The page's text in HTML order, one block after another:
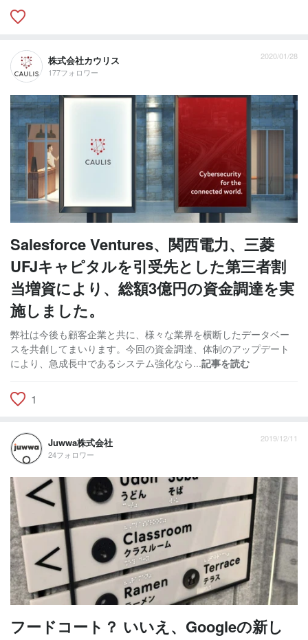
株式会社カウリス
177フォロワー
2020/01/28
Salesforce Ventures、関西電力、三菱
UFJキャピタルを引受先とした第三者割
当増資により、総額3億円の資金調達を実
施しました。
弊社は今後も顧客企業と共に、様々な業界を横断したデータベー
スを共創してまいります。今回の資金調達、体制のアップデート
により、急成長中であるシステム強化なら...記事を読む
1
Juwwa株式会社
24フォロワー
2019/12/11
フードコート？ いいえ、Googleの新し